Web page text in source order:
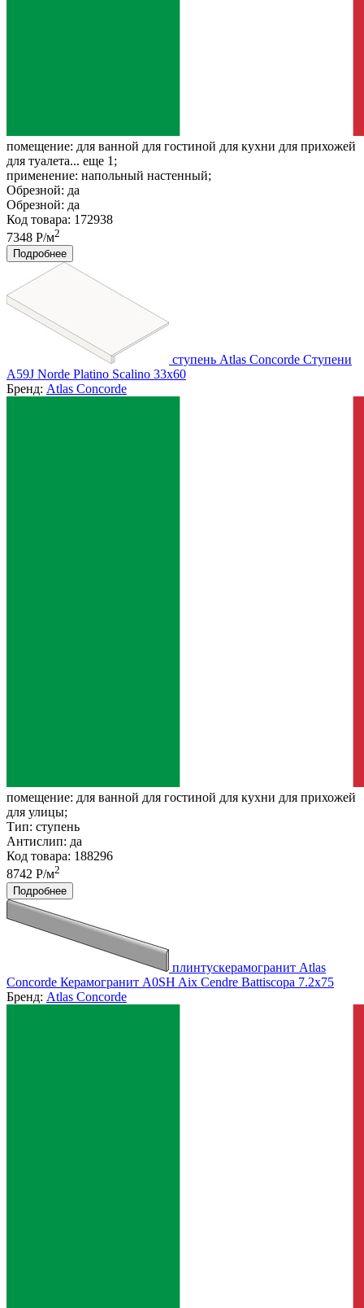
помещение: для ванной для гостиной для кухни для прихожей
для туалета... еще 1;
применение: напольный настенный;
Обрезной: да
Обрезной: да
Код товара: 172938
7348 Р/м2
Подробнее
ступень Atlas Concorde Ступени
A59J Norde Platino Scalino 33x60
Бренд: Atlas Concorde
помещение: для ванной для гостиной для кухни для прихожей
для улицы;
Тип: ступень
Антислип: да
Код товара: 188296
8742 Р/м2
Подробнее
плинтускерамогранит Atlas
Concorde Керамогранит A0SH Aix Cendre Battiscopa 7.2x75
Бренд: Atlas Concorde